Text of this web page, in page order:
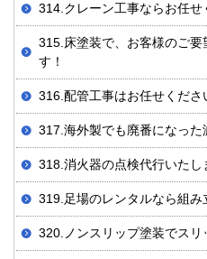
314.クレーン工事ならお任せ
315.床塗装で、お客様のご要
す！
316.配管工事はお任せくださ
317.海外製でも廃番になった
318.消火器の点検代行いたし
319.足場のレンタルなら組み
320.ノンスリップ塗装でスリ